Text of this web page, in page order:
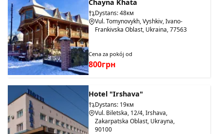
Chayna Khata
Dystans: 48км
Vul. Tomynovykh, Vyshkiv, Ivano-
Frankivska Oblast, Ukraina, 77563
Cena za pokój od
800грн
Hotel "Irshava"
Dystans: 19км
Vul. Biletska, 12/4, Irshava,
Zakarpatska Oblast, Ukrayna,
90100